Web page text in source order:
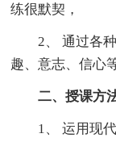
练很默契，
2、 通过各
趣、意志、信心
二、授课方
1、 运用现